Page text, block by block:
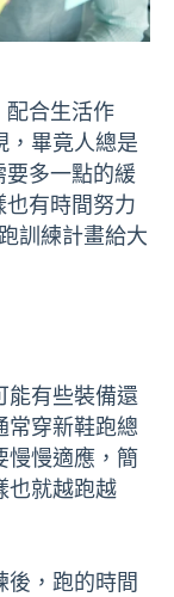
配合生活作
，畢竟人總是
要多一點的緩
有時間努力
訓練計畫給大
能有些裝備還
常穿新鞋跑總
慢慢適應，簡
也就越跑越
，跑的時間